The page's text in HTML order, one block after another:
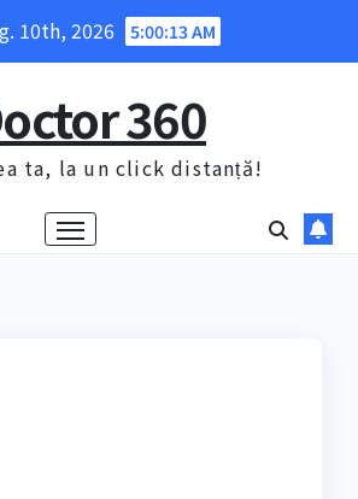
10th, 2026 5:00:14 AM
360
ta, la un click distanță!